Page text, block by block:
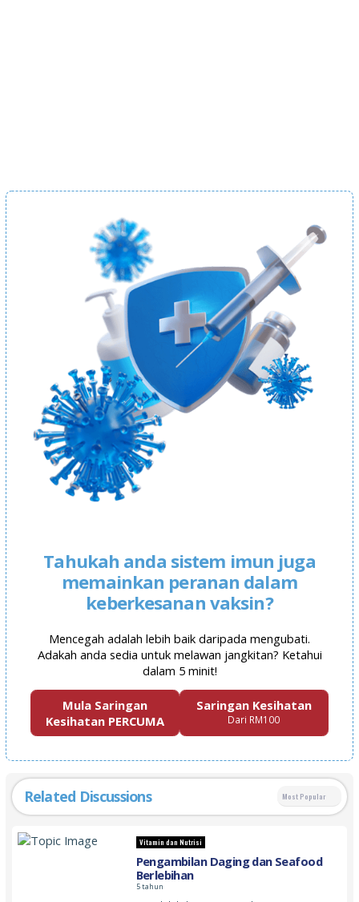
Tahukah anda sistem imun juga
memainkan peranan dalam
keberkesanan vaksin?
Mencegah adalah lebih baik daripada mengubati.
Adakah anda sedia untuk melawan jangkitan? Ketahui
dalam 5 minit!
Mula Saringan
Kesihatan PERCUMA
Saringan Kesihatan
Dari RM100
Related Discussions Most Popular
Vitamin dan Nutrisi
Pengambilan Daging dan Seafood
Berlebihan
5 tahun